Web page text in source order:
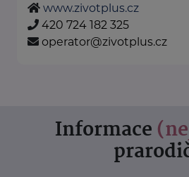
www.zivotplus.cz
420 724 182 325
operator@zivotplus.cz
Informace